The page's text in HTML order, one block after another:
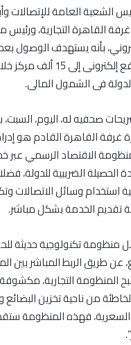
الشعبة العامة للإتصالات
القاهرة التجارية،
بأنه يستهدف الوصول
فى الشمول المالى.
صحفيه له، اليوم، السبت،
القاهرة القادم هو
الاقتصاد الرسمي عبر
الحصيلة الضريبية للدولة،
استخدام وسائل الاتصالات
تقديم الخدمة بشكل مباشر.
تكنولوجية حديثة
عن طريق الربط المباشر بين
المنظومة التجارية، مكشوفة
من ناحية تخزين البضائع
السعرية، فهذه المنظومة